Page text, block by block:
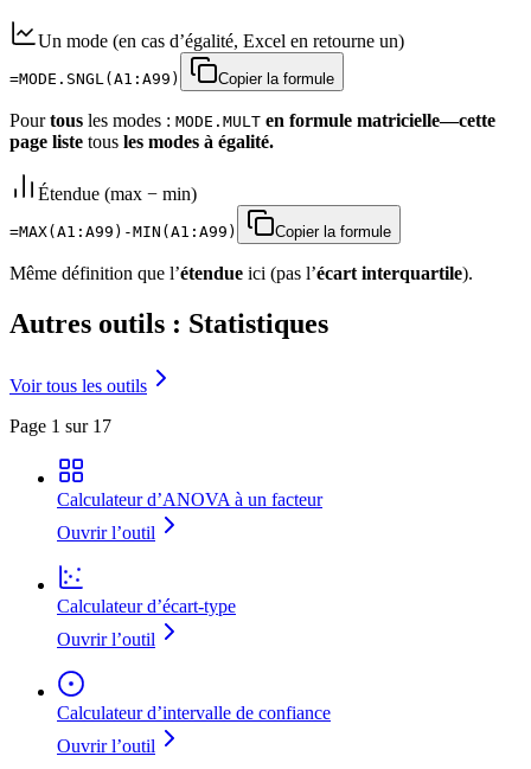
Un mode (en cas d’égalité, Excel en retourne un)
=MODE.SNGL(A1:A99) Copier la formule
Pourtous les modes : MODE.MULT en formule matricielle—cette
page liste tous les modes à égalité.
Étendue (max − min)
=MAX(A1:A99)-MIN(A1:A99) Copier la formule
Même définition que l’étendue ici (pas l’écart interquartile).
Autres outils : Statistiques
Voir tous les outils
Page 1 sur 17
Calculateur d’ANOVA à un facteur
Ouvrir l’outil
Calculateur d’écart-type
Ouvrir l’outil
Calculateur d’intervalle de confiance
Ouvrir l’outil